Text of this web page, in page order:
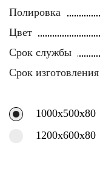
Полировка
Цвет
Срок службы
Срок изготовления
1000х500х80
1200х600х80